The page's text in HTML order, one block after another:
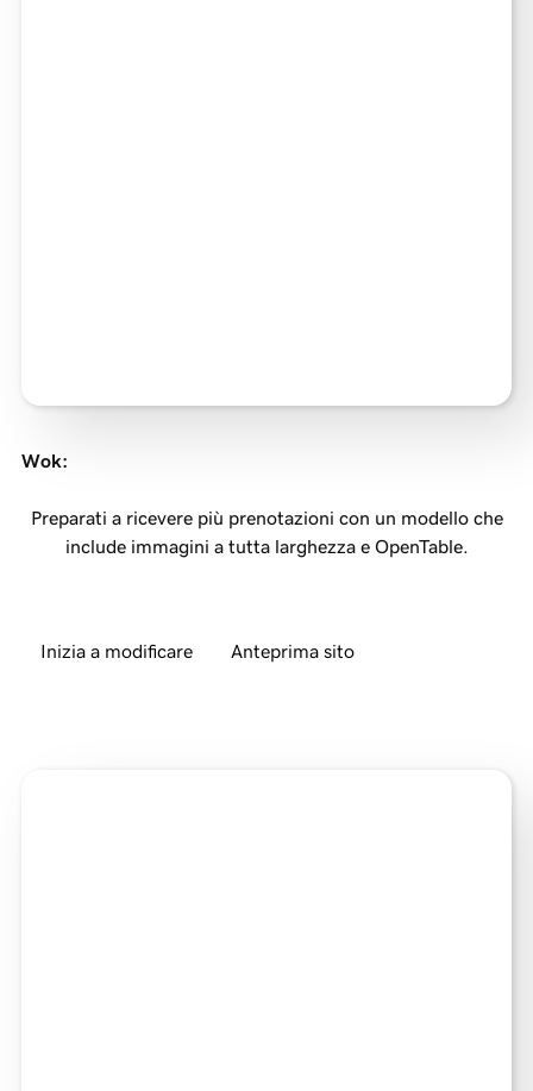
Wok:
Preparati a ricevere più prenotazioni con un modello che
include immagini a tutta larghezza e OpenTable.
Inizia a modificare Anteprima sito